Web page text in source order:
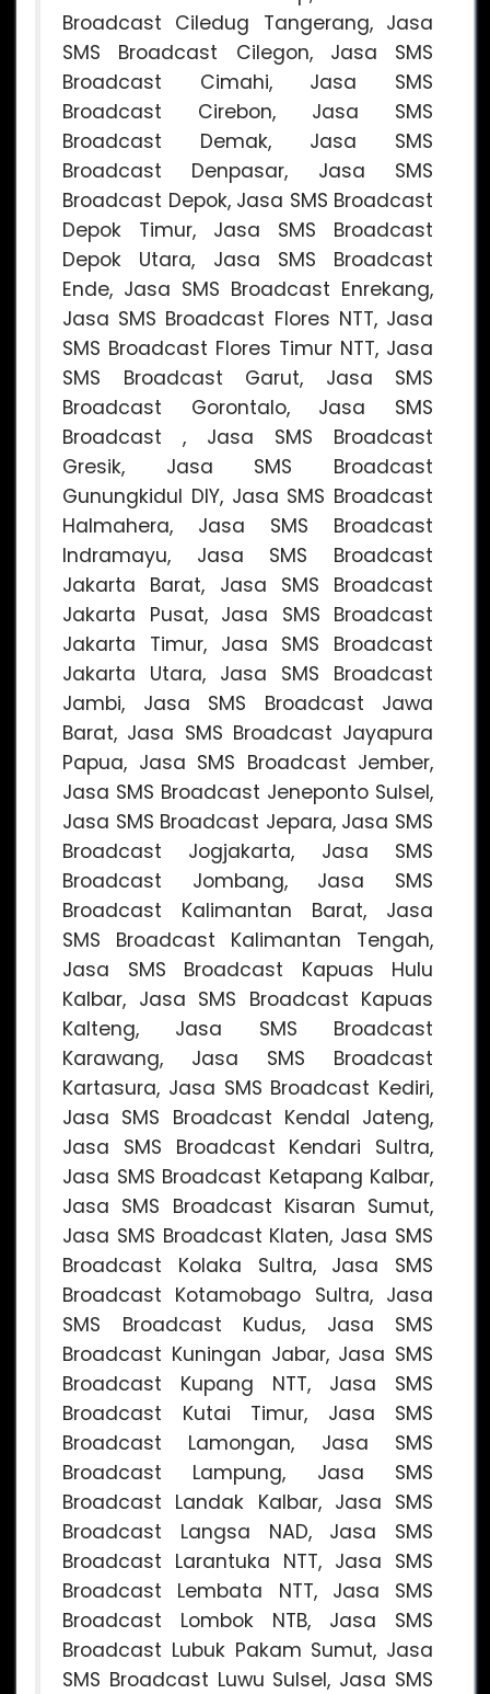
Broadcast Ciledug Tangerang, Jasa
SMS Broadcast Cilegon, Jasa SMS
Broadcast Cimahi, Jasa SMS
Broadcast Cirebon, Jasa SMS
Broadcast Demak, Jasa SMS
Broadcast Denpasar, Jasa SMS
Broadcast Depok, Jasa SMS Broadcast
Depok Timur, Jasa SMS Broadcast
Depok Utara, Jasa SMS Broadcast
Ende, Jasa SMS Broadcast Enrekang,
Jasa SMS Broadcast Flores NTT, Jasa
SMS Broadcast Flores Timur NTT, Jasa
SMS Broadcast Garut, Jasa SMS
Broadcast Gorontalo, Jasa SMS
Broadcast , Jasa SMS Broadcast
Gresik, Jasa SMS Broadcast
Gunungkidul DIY, Jasa SMS Broadcast
Halmahera, Jasa SMS Broadcast
Indramayu, Jasa SMS Broadcast
Jakarta Barat, Jasa SMS Broadcast
Jakarta Pusat, Jasa SMS Broadcast
Jakarta Timur, Jasa SMS Broadcast
Jakarta Utara, Jasa SMS Broadcast
Jambi, Jasa SMS Broadcast Jawa
Barat, Jasa SMS Broadcast Jayapura
Papua, Jasa SMS Broadcast Jember,
Jasa SMS Broadcast Jeneponto Sulsel,
Jasa SMS Broadcast Jepara, Jasa SMS
Broadcast Jogjakarta, Jasa SMS
Broadcast Jombang, Jasa SMS
Broadcast Kalimantan Barat, Jasa
SMS Broadcast Kalimantan Tengah,
Jasa SMS Broadcast Kapuas Hulu
Kalbar, Jasa SMS Broadcast Kapuas
Kalteng, Jasa SMS Broadcast
Karawang, Jasa SMS Broadcast
Kartasura, Jasa SMS Broadcast Kediri,
Jasa SMS Broadcast Kendal Jateng,
Jasa SMS Broadcast Kendari Sultra,
Jasa SMS Broadcast Ketapang Kalbar,
Jasa SMS Broadcast Kisaran Sumut,
Jasa SMS Broadcast Klaten, Jasa SMS
Broadcast Kolaka Sultra, Jasa SMS
Broadcast Kotamobago Sultra, Jasa
SMS Broadcast Kudus, Jasa SMS
Broadcast Kuningan Jabar, Jasa SMS
Broadcast Kupang NTT, Jasa SMS
Broadcast Kutai Timur, Jasa SMS
Broadcast Lamongan, Jasa SMS
Broadcast Lampung, Jasa SMS
Broadcast Landak Kalbar, Jasa SMS
Broadcast Langsa NAD, Jasa SMS
Broadcast Larantuka NTT, Jasa SMS
Broadcast Lembata NTT, Jasa SMS
Broadcast Lombok NTB, Jasa SMS
Broadcast Lubuk Pakam Sumut, Jasa
SMS Broadcast Luwu Sulsel, Jasa SMS